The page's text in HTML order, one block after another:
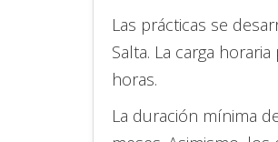
Las prácticas se
Salta. La carga
horas.
La duración mínima